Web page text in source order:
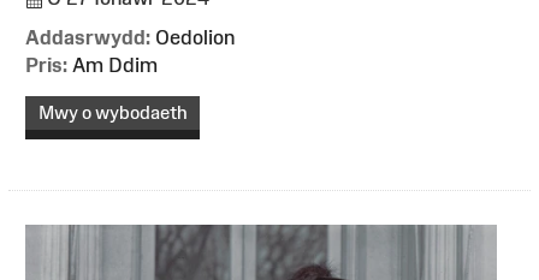
Addasrwydd: Oedolion
Pris: Am Ddim
Mwy o wybodaeth